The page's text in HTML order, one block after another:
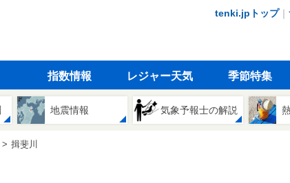
tenki.jpトップ｜
指数情報 レジャー天気 季節特集
地震情報 気象予報士の解説
揖斐川